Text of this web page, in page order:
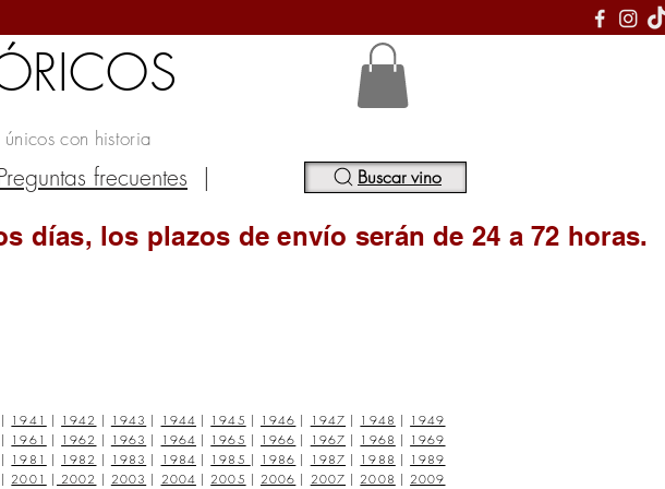
con historia
frecuentes | Buscar vino
días, los plazos de envío serán de 24 a 72 horas.
| 1941 | 1942 | 1943 | 1944 | 1945 | 1946 | 1947 | 1948 | 1949
| 1961 | 1962 | 1963 | 1964 | 1965 | 1966 | 1967 | 1968 | 1969
| 1981 | 1982 | 1983 | 1984 | 1985 | 1986 | 1987 | 1988 | 1989
| 2001 | 2002 | 2003 | 2004 | 2005 | 2006 | 2007 | 2008 | 2009